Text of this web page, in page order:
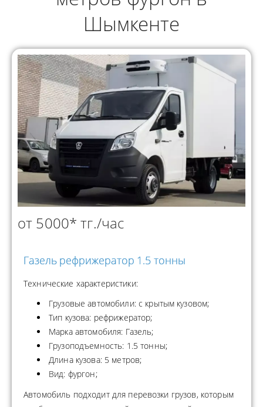
Шымкенте
от 5000* тг./час
Газель рефрижератор 1.5 тонны
Технические характеристики:
Грузовые автомобили: с крытым кузовом;
Тип кузова: рефрижератор;
Марка автомобиля: Газель;
Грузоподъемность: 1.5 тонны;
Длина кузова: 5 метров;
Вид: фургон;
Автомобиль подходит для перевозки грузов, которым